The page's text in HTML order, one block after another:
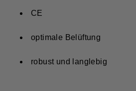
CE
optimale Belüftung
robust und langlebig